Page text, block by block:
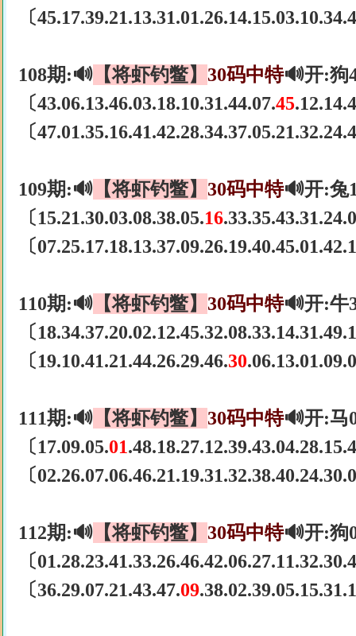
〔
108期:🔊 【将虾钓鳖】 30码中特🔊开:狗
〔43.06.13.46.03.18.10.31.44.07.45
〔
109期:🔊 【将虾钓鳖】 30码中特🔊开:兔
〔15.21.30.03.08.38.05.16
〔
110期:🔊 【将虾钓鳖】 30码中特🔊开:牛
〔
〔19.10.41.21.44.26.29.46.30
111期:🔊 【将虾钓鳖】 30码中特🔊开:马
〔17.09.05.01
〔
112期:🔊 【将虾钓鳖】 30码中特🔊开:狗
〔
〔36.29.07.21.43.47.09